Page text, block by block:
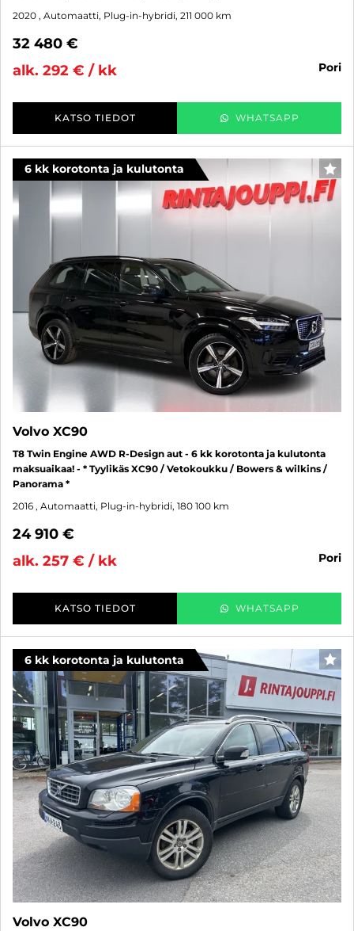
2020 , Automaatti, Plug-in-hybridi, 211 000 km
32 480 €
alk. 292 € / kk
pori
KATSO TIEDOT WHATSAPP
6 kk korotonta ja kulutonta
Volvo XC90
T8 Twin Engine AWD R-Design aut - 6 kk korotonta ja kulutonta
maksuaikaa! - * Tyylikäs XC90 / Vetokoukku / Bowers & wilkins /
Panorama *
2016 , Automaatti, Plug-in-hybridi, 180 100 km
24 910 €
alk. 257 € / kk
pori
KATSO TIEDOT WHATSAPP
6 kk korotonta ja kulutonta
Volvo XC90